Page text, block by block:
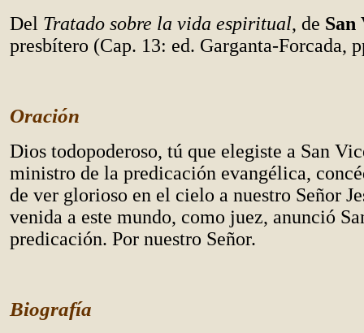
Del Tratado sobre la vida espiritual, de San
presbítero (Cap. 13: ed. Garganta-Forcada,
Oración
Dios todopoderoso, tú que elegiste a San
ministro de la predicación evangélica,
de ver glorioso en el cielo a nuestro Señor
venida a este mundo, como juez, anunció
predicación. Por nuestro Señor.
Biografía